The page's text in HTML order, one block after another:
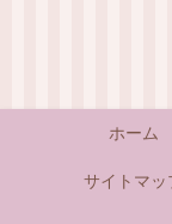
ホーム
サイトマッ